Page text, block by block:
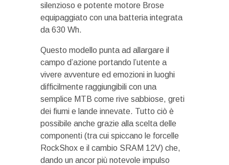
silenzioso e potente motore Brose
equipaggiato con una batteria integrata
da 630 Wh.
Questo modello punta ad allargare il
campo d’azione portando l’utente a
vivere avventure ed emozioni in luoghi
difficilmente raggiungibili con una
semplice MTB come rive sabbiose, greti
dei fiumi e lande innevate. Tutto ciò è
possibile anche grazie alla scelta delle
componenti (tra cui spiccano le forcelle
RockShox e il cambio SRAM 12V) che,
dando un ancor più notevole impulso